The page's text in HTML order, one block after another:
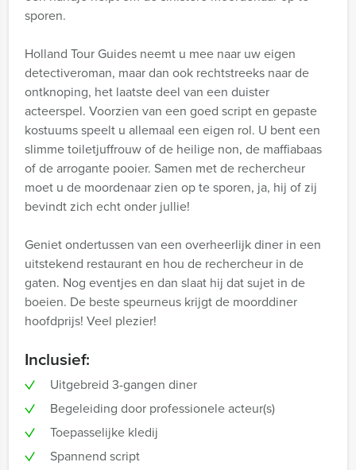
sporen.
Holland Tour Guides neemt u mee naar uw eigen
detectiveroman, maar dan ook rechtstreeks naar de
ontknoping, het laatste deel van een duister
acteerspel. Voorzien van een goed script en gepaste
kostuums speelt u allemaal een eigen rol. U bent een
slimme toiletjuffrouw of de heilige non, de maffiabaas
of de arrogante pooier. Samen met de rechercheur
moet u de moordenaar zien op te sporen, ja, hij of zij
bevindt zich echt onder jullie!
Geniet ondertussen van een overheerlijk diner in een
uitstekend restaurant en hou de rechercheur in de
gaten. Nog eventjes en dan slaat hij dat sujet in de
boeien. De beste speurneus krijgt de moorddiner
hoofdprijs! Veel plezier!
Inclusief:
Uitgebreid 3-gangen diner
Begeleiding door professionele acteur(s)
Toepasselijke kledij
Spannend script